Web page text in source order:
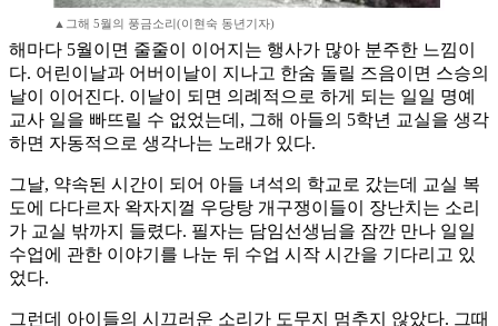
▲그해 5월의 풍금소리(이현숙 동년기자)
해마다 5월이면 줄줄이 이어지는 행사가 많아 분주한 느낌이
다. 어린이날과 어버이날이 지나고 한숨 돌릴 즈음이면 스승의
날이 이어진다. 이날이 되면 의례적으로 하게 되는 일일 명예
교사 일을 빠뜨릴 수 없었는데, 그해 아들의 5학년 교실을 생각
하면 자동적으로 생각나는 노래가 있다.
그날, 약속된 시간이 되어 아들 녀석의 학교로 갔는데 교실 복
도에 다다르자 왁자지껄 우당탕 개구쟁이들이 장난치는 소리
가 교실 밖까지 들렸다. 필자는 담임선생님을 잠깐 만나 일일
수업에 관한 이야기를 나눈 뒤 수업 시작 시간을 기다리고 있
었다.
그런데 아이들의 시끄러운 소리가 도무지 멈추지 않았다. 그때